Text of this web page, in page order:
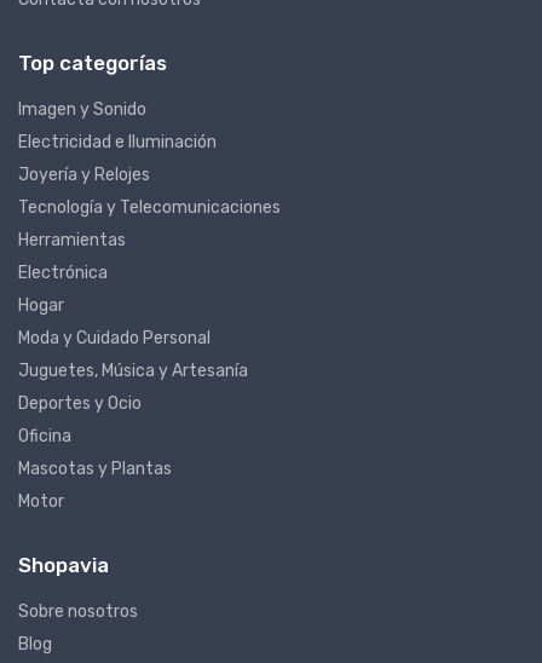
Contacta con nosotros
Top categorías
Imagen y Sonido
Electricidad e Iluminación
Joyería y Relojes
Tecnología y Telecomunicaciones
Herramientas
Electrónica
Hogar
Moda y Cuidado Personal
Juguetes, Música y Artesanía
Deportes y Ocio
Oficina
Mascotas y Plantas
Motor
Shopavia
Sobre nosotros
Blog